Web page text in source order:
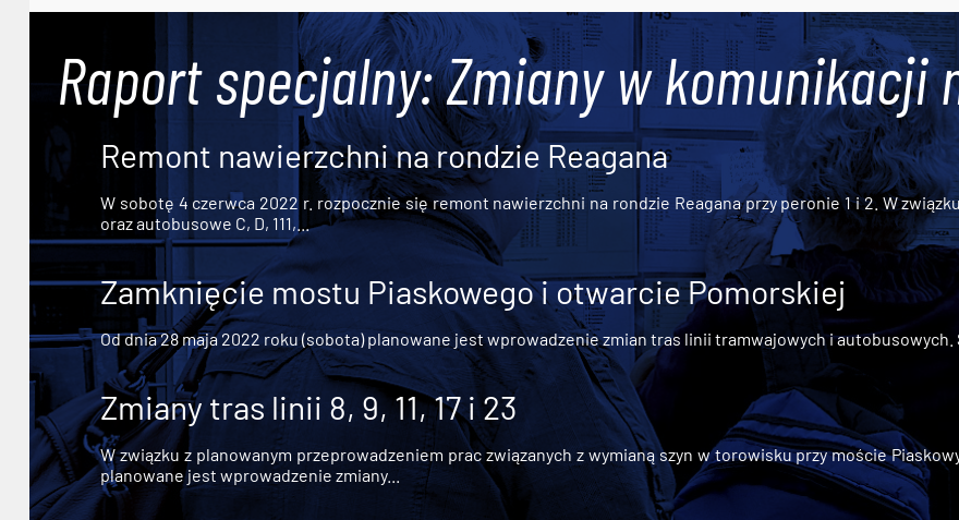
Raport specjalny: Zmiany w komunikacji
Remont nawierzchni na rondzie Reagana
W sobotę 4 czerwca 2022 r. rozpocznie się remont nawierzchni na rondzie Reagana przy peronie 1 i 2. W
oraz autobusowe C, D, 111,...
Zamknięcie mostu Piaskowego i otwarcie Pomorskiej
Od dnia 28 maja 2022 roku (sobota) planowane jest wprowadzenie zmian tras linii tramwajowych i autobusowych.
Zmiany tras linii 8, 9, 11, 17 i 23
W związku z planowanym przeprowadzeniem prac związanych z wymianą szyn w torowisku przy moście
planowane jest wprowadzenie zmiany...